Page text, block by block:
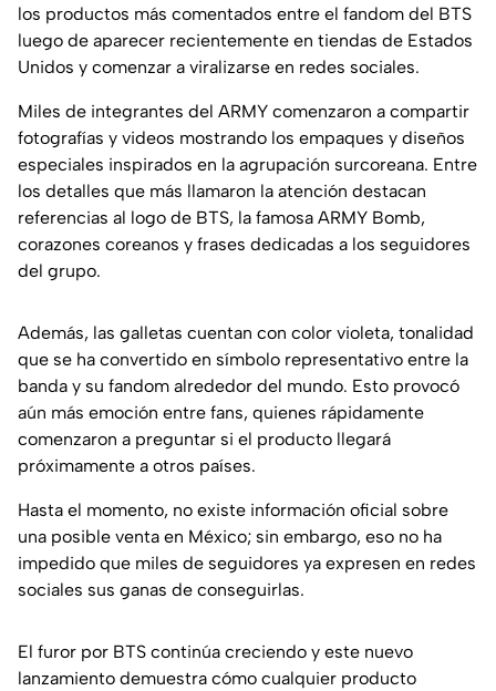
los productos más comentados entre el fandom del BTS
luego de aparecer recientemente en tiendas de Estados
Unidos y comenzar a viralizarse en redes sociales.
Miles de integrantes del ARMY comenzaron a compartir
fotografías y videos mostrando los empaques y diseños
especiales inspirados en la agrupación surcoreana. Entre
los detalles que más llamaron la atención destacan
referencias al logo de BTS, la famosa ARMY Bomb,
corazones coreanos y frases dedicadas a los seguidores
del grupo.
Además, las galletas cuentan con color violeta, tonalidad
que se ha convertido en símbolo representativo entre la
banda y su fandom alrededor del mundo. Esto provocó
aún más emoción entre fans, quienes rápidamente
comenzaron a preguntar si el producto llegará
próximamente a otros países.
Hasta el momento, no existe información oficial sobre
una posible venta en México; sin embargo, eso no ha
impedido que miles de seguidores ya expresen en redes
sociales sus ganas de conseguirlas.
El furor por BTS continúa creciendo y este nuevo
lanzamiento demuestra cómo cualquier producto